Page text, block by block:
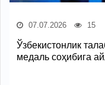
07.07.2026 15
Ўзбекистонлик
медаль соҳибига